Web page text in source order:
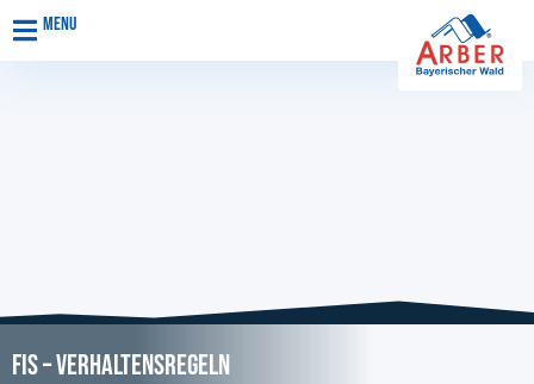
Menu
FIS – Verhaltensregeln